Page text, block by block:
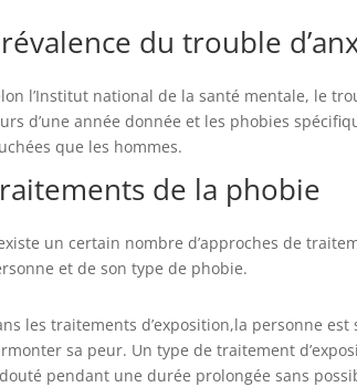
du trouble
l’Institut national de la santé mentale, le
d’une année donnée et les phobies
que les hommes.
de la phobie
un certain nombre d’approches de
et de son type de phobie.
les traitements d’exposition,la personne est
sa peur. Un type de traitement
pendant une durée prolongée sans